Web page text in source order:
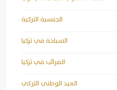
الجنسية التركية
السياحة في تركيا
الضرائب في تركيا
العيد الوطني التركي